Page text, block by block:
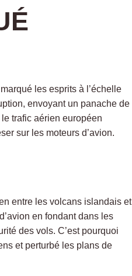
les esprits à l’échelle
envoyant un panache de
trafic aérien européen
sur les moteurs d’avion.
entre les volcans islandais et
en fondant dans les
des vols. C’est pourquoi
et perturbé les plans de